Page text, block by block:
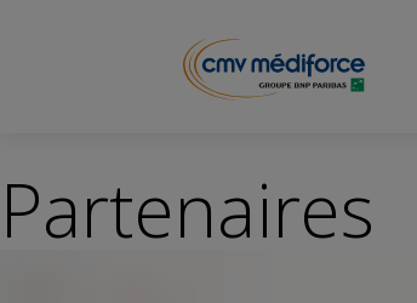
Partenaires